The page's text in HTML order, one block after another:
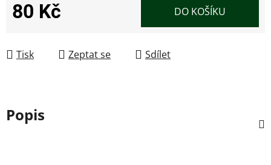
80 Kč DO KOŠÍKU
Tisk Zeptat se Sdílet
Popis